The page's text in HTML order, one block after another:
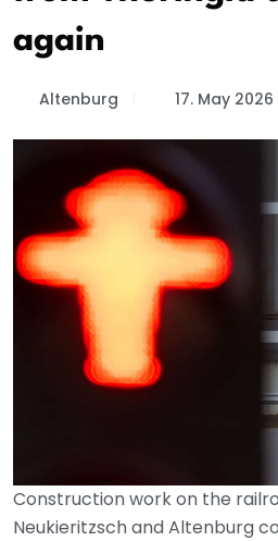
again
Altenburg 17. May 2026
Construction work on the
Neukieritzsch and Altenburg